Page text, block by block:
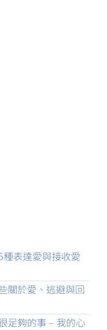
表達愛與接收愛
關於愛、逃避與回
足夠的事 – 我的心